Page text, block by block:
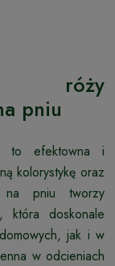
róży
pniu
to efektowna i
kolorystykę oraz
na pniu tworzy
która doskonale
jak i w
w odcieniach